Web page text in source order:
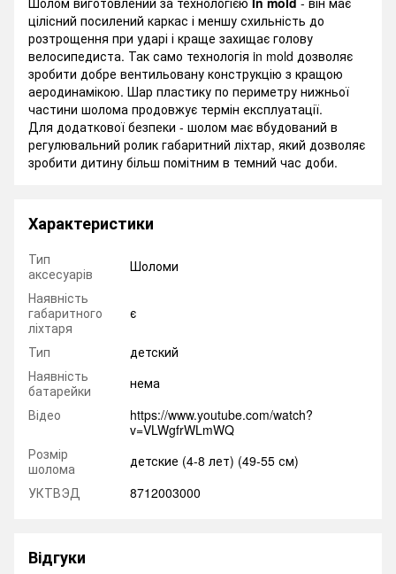
цілісний посилений каркас і меншу схильність до
розтрощення при ударі і краще захищає голову
велосипедиста. Так само технологія in mold дозволяє
зробити добре вентильовану конструкцію з кращою
аеродинамікою. Шар пластику по периметру нижньої
частини шолома продовжує термін експлуатації.
Для додаткової безпеки - шолом має вбудований в
регулювальний ролик габаритний ліхтар, який дозволяє
зробити дитину більш помітним в темний час доби.
Характеристики
Тип
аксесуарів
Шоломи
Наявність
габаритного
ліхтаря
є
Тип
детский
Наявність
батарейки
нема
Відео
https://www.youtube.com/watch?
v=VLWgfrWLmWQ
Розмір
шолома
детские (4-8 лет) (49-55 см)
УКТВЭД
8712003000
Відгуки